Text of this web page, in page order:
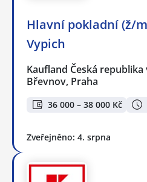
Hlavní pokladní (ž/
Vypich
Kaufland Česká
Břevnov, Praha
36 000 – 38 000 Kč
Zveřejněno: 4. srpna